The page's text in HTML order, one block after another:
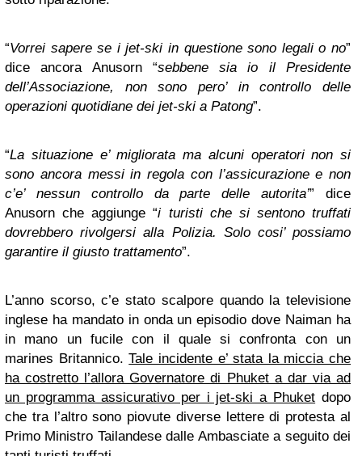
“Vorrei sapere se i jet-ski in questione sono legali o no”
dice ancora Anusorn “sebbene sia io il Presidente
dell’Associazione, non sono pero’ in controllo delle
operazioni quotidiane dei jet-ski a Patong”.
“La situazione e’ migliorata ma alcuni operatori non si
sono ancora messi in regola con l’assicurazione e non
c’e’ nessun controllo da parte delle autorita’” dice
Anusorn che aggiunge “i turisti che si sentono truffati
dovrebbero rivolgersi alla Polizia. Solo cosi’ possiamo
garantire il giusto trattamento”.
L’anno scorso, c’e stato scalpore quando la televisione
inglese ha mandato in onda un episodio dove Naiman ha
in mano un fucile con il quale si confronta con un
marines Britannico.Tale incidente e’ stata la miccia che
ha costretto l’allora Governatore di Phuket a dar via ad
un programma assicurativo per i jet-ski a Phuket dopo
che tra l’altro sono piovute diverse lettere di protesta al
Primo Ministro Tailandese dalle Ambasciate a seguito dei